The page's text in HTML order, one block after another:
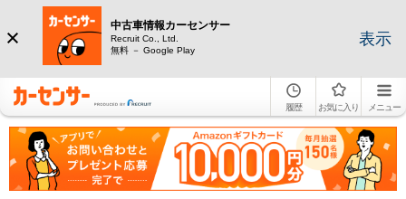
中古車情報カーセンサー
Recruit Co., Ltd.
無料 － Google Play
表示
履歴 お気に入り メニュー